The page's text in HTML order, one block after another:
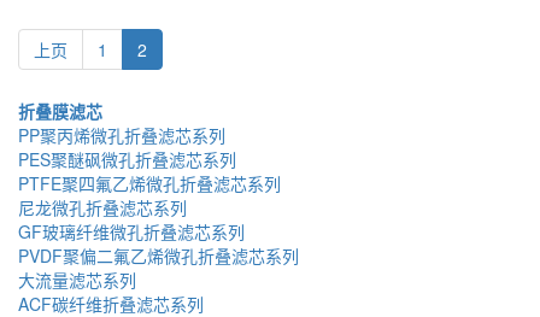
上页 1 2
折叠膜滤芯
PP聚丙烯微孔折叠滤芯系列
PES聚醚砜微孔折叠滤芯系列
PTFE聚四氟乙烯微孔折叠滤芯系列
尼龙微孔折叠滤芯系列
GF玻璃纤维微孔折叠滤芯系列
PVDF聚偏二氟乙烯微孔折叠滤芯系列
大流量滤芯系列
ACF碳纤维折叠滤芯系列